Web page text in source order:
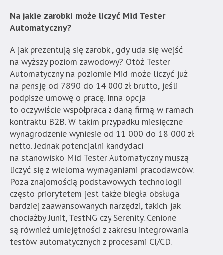
Na jakie zarobki może liczyć Mid Tester
Automatyczny?
A jak prezentują się zarobki, gdy uda się wejść
na wyższy poziom zawodowy? Otóż Tester
Automatyczny na poziomie Mid może liczyć już
na pensję od 7890 do 14 000 zł brutto, jeśli
podpisze umowę o pracę. Inna opcja
to oczywiście współpraca z daną firmą w ramach
kontraktu B2B. W takim przypadku miesięczne
wynagrodzenie wyniesie od 11 000 do 18 000 zł
netto. Jednak potencjalni kandydaci
na stanowisko Mid Tester Automatyczny muszą
liczyć się z wieloma wymaganiami pracodawców.
Poza znajomością podstawowych technologii
często priorytetem jest także biegła obsługa
bardziej zaawansowanych narzędzi, takich jak
chociażby Junit, TestNG czy Serenity. Cenione
są również umiejętności z zakresu integrowania
testów automatycznych z procesami CI/CD.